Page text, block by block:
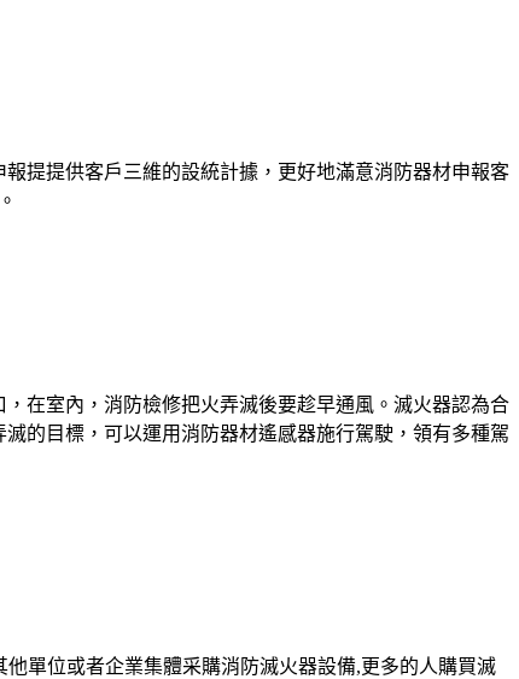
提提供客戶三維的設統計據，更好地滿意消防器材申報客
在室內，消防檢修把火弄滅後要趁早通風。滅火器認為合
的目標，可以運用消防器材遙感器施行駕駛，領有多種駕
單位或者企業集體采購消防滅火器設備,更多的人購買滅